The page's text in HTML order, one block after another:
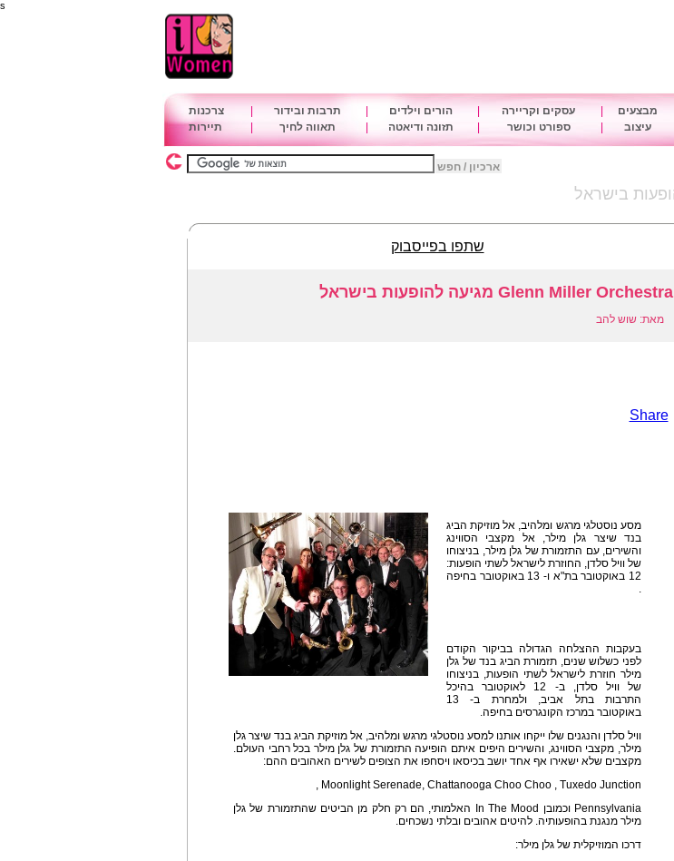
s
מבצעים עסקים וקריירה הורים וילדים תרבות ובידור
צרכנות
עיצוב ספורט וכושר תזונה ודיאטה תאווה לחיך תיירות
ארכיון / חפש
שתפו בפייסבוק
Glenn Miller Orchestra מגיעה להופעות בישראל
מאת: שוש להב
Share
מסע נוסטלגי מרגש ומלהיב, אל מוזיקת הביג
בנד שיצר גלן מילר, אל מקצבי הסווינג
והשירים, עם התזמורת של גלן מילר, בניצוחו
של וויל סלדן, החוזרת לישראל לשתי הופעות:
12 באוקטובר בת"א ו- 13 באוקטובר בחיפה
.
בעקבות ההצלחה הגדולה בביקור הקודם
לפני כשלוש שנים, תזמורת הביג בנד של גלן
מילר חוזרת לישראל לשתי הופעות, בניצוחו
של וויל סלדן, ב- 12 לאוקטובר בהיכל
התרבות בתל אביב, ולמחרת ב- 13
באוקטובר במרכז הקונגרסים בחיפה.
וויל סלדן והנגנים שלו ייקחו אותנו למסע נוסטלגי מרגש ומלהיב, אל מוזיקת הביג בנד שיצר גלן
מילר, מקצבי הסווינג, והשירים היפים איתם הופיעה התזמורת של גלן מילר בכל רחבי העולם.
מקצבים שלא ישאירו אף אחד יושב בכיסאו ויסחפו את הצופים לשירים האהובים ההם:
Moonlight Serenade, Chattanooga Choo Choo , Tuxedo Junction ,
Pennsylvania וכמובן In The Mood האלמותי, הם רק חלק מן הביטים שהתזמורת של גלן
מילר מנגנת בהופעותיה. להיטים אהובים ובלתי נשכחים.
דרכו המוזיקלית של גלן מילר: